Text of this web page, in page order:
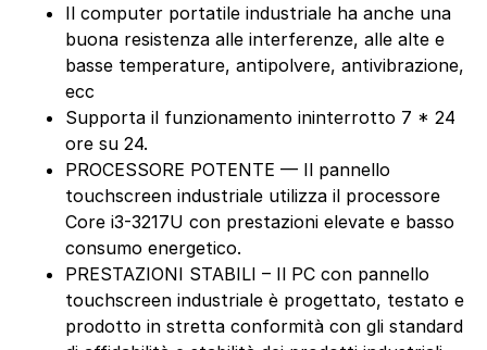
Il computer portatile industriale ha anche una
buona resistenza alle interferenze, alle alte e
basse temperature, antipolvere, antivibrazione,
ecc
Supporta il funzionamento ininterrotto 7 * 24
ore su 24.
PROCESSORE POTENTE — Il pannello
touchscreen industriale utilizza il processore
Core i3-3217U con prestazioni elevate e basso
consumo energetico.
PRESTAZIONI STABILI – Il PC con pannello
touchscreen industriale è progettato, testato e
prodotto in stretta conformità con gli standard